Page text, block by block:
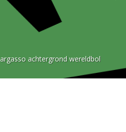
achtergrond wereldbol